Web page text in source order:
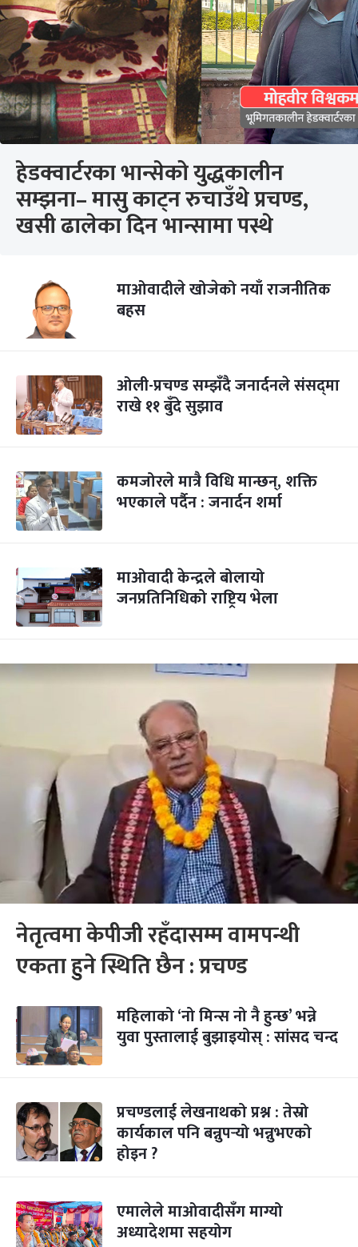
हेडक्वार्टरका भान्सेको युद्धकालीन
सम्झना– मासु काट्न रुचाउँथे प्रचण्ड,
खसी ढालेका दिन भान्सामा पस्थे
माओवादीले खोजेको नयाँ राजनीतिक
बहस
ओली-प्रचण्ड सम्झँदै जनार्दनले संसद्‍मा
राखे ११ बुँदे सुझाव
कमजोरले मात्रै विधि मान्छन्, शक्ति
भएकाले पर्दैन : जनार्दन शर्मा
माओवादी केन्द्रले बोलायो
जनप्रतिनिधिको राष्ट्रिय भेला
नेतृत्वमा केपीजी रहँदासम्म वामपन्थी
एकता हुने स्थिति छैन : प्रचण्ड
महिलाको ‘नो मिन्स नो नै हुन्छ’ भन्ने
युवा पुस्तालाई बुझाइयोस् : सांसद चन्द
प्रचण्डलाई लेखनाथको प्रश्न : तेस्रो
कार्यकाल पनि बन्नुपर्‍यो भन्नुभएको
होइन ?
एमालेले माओवादीसँग माग्यो
अध्यादेशमा सहयोग